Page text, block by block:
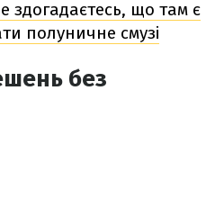
здогадаєтесь, що там є
полуничне смузі
без